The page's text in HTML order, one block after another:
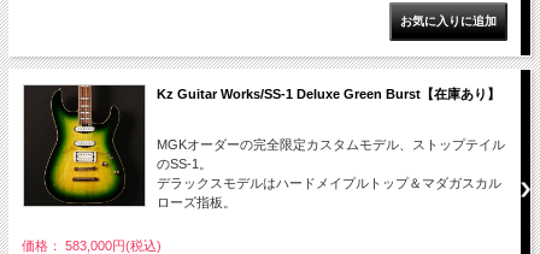
Kz Guitar Works/SS-1 Deluxe Green Burst【在庫あり】
MGKオーダーの完全限定カスタムモデル、ストップテイル
のSS-1。
デラックスモデルはハードメイプルトップ＆マダガスカル
ローズ指板。
価格： 583,000円(税込)